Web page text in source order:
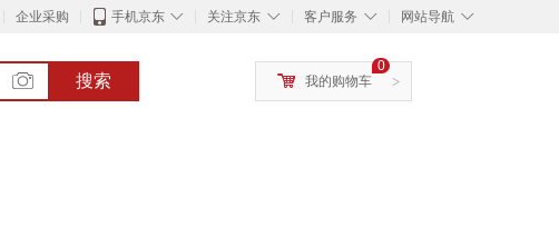
企业采购 ◇
手机京东 ◇
关注京东 ◇
客户服务 ◇
网站导航
搜索 >
0
我的购物车